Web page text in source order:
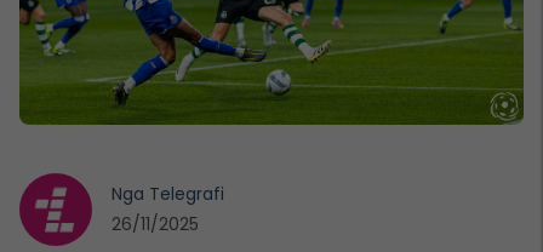
Nga Telegrafi
26/11/2025